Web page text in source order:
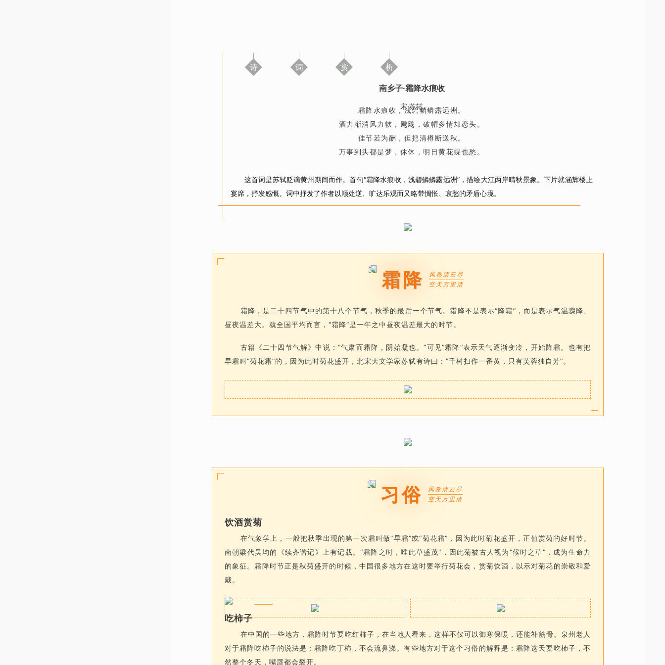
诗 词 赏 析
南乡子·霜降水痕收
宋·苏轼
霜降水痕收，浅碧鳞鳞露远洲。
酒力渐消风力软，飕飕，破帽多情却恋头。
佳节若为酬，但把清樽断送秋。
万事到头都是梦，休休，明日黄花蝶也愁。
这首词是苏轼贬谪黄州期间而作。首句“霜降水痕收，浅碧鳞鳞露远洲”，描绘大江两岸晴秋景象。下片就涵辉楼上
宴席，抒发感慨。词中抒发了作者以顺处逆、旷达乐观而又略带惆怅、哀愁的矛盾心境。
霜降
风卷清云尽
空天万里清
霜降，是二十四节气中的第十八个节气，秋季的最后一个节气。霜降不是表示“降霜”，而是表示气温骤降、
昼夜温差大。就全国平均而言，“霜降”是一年之中昼夜温差最大的时节。
古籍《二十四节气解》中说：”气肃而霜降，阴始凝也。”可见”霜降”表示天气逐渐变冷，开始降霜。也有把
早霜叫”菊花霜”的，因为此时菊花盛开，北宋大文学家苏轼有诗曰：”千树扫作一番黄，只有芙蓉独自芳”。
习俗
风卷清云尽
空天万里清
饮酒赏菊
在气象学上，一般把秋季出现的第一次霜叫做“早霜”或“菊花霜”，因为此时菊花盛开，正值赏菊的好时节。
南朝梁代吴均的《续齐谐记》上有记载。“霜降之时，唯此草盛茂”，因此菊被古人视为“候时之草”，成为生命力
的象征。霜降时节正是秋菊盛开的时候，中国很多地方在这时要举行菊花会，赏菊饮酒，以示对菊花的崇敬和爱
戴。
吃柿子
在中国的一些地方，霜降时节要吃红柿子，在当地人看来，这样不仅可以御寒保暖，还能补筋骨。泉州老人
对于霜降吃柿子的说法是：霜降吃丁柿，不会流鼻涕。有些地方对于这个习俗的解释是：霜降这天要吃杮子，不
然整个冬天，嘴唇都会裂开。